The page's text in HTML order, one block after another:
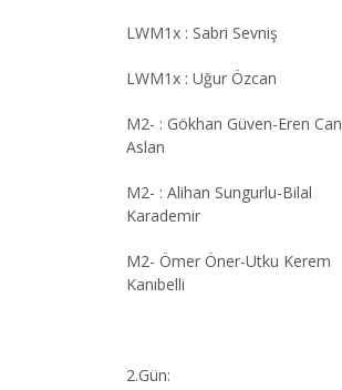
LWM1x : Sabri Sevniş
LWM1x : Uğur Özcan
M2- : Gökhan Güven-Eren Can
Aslan
M2- : Alihan Sungurlu-Bilal
Karademir
M2- Ömer Öner-Utku Kerem
Kanıbelli
2.Gün: